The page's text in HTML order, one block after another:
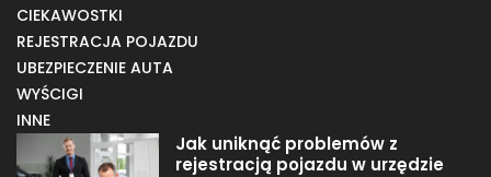
CIEKAWOSTKI
REJESTRACJA POJAZDU
UBEZPIECZENIE AUTA
WYŚCIGI
INNE
Jak uniknąć problemów z
rejestracją pojazdu w urzędzie